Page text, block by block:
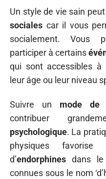
Un style de vie sain
sociales car il vous
socialement. Vous
participer à certains
qui sont accessibles
leur âge ou leur niveau
Suivre un mode de
contribuer
psychologique. La
physiques
d’endorphines dans le
connues sous le nom